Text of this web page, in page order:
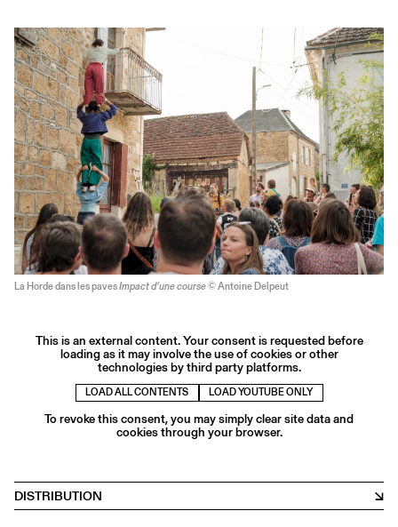
La Horde dans les pavesImpact d’une course© Antoine Delpeut
This is an external content. Your consent is requested before
loading as it may involve the use of cookies or other
technologies by third party platforms.
LOAD ALL CONTENTS LOAD YOUTUBE ONLY
To revoke this consent, you may simply clear site data and
cookies through your browser.
DISTRIBUTION